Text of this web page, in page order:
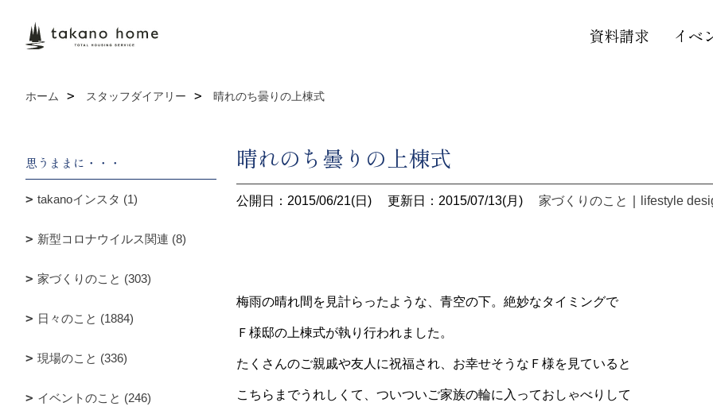
資料請求 イベ
ホーム スタッフダイアリー 晴れのち曇りの上棟式
晴れのち曇りの上棟式
公開日：2015/06/21(日) 更新日：2015/07/13(月) 家づくりのこと lifestyle
梅雨の晴れ間を見計らったような、青空の下。絶妙なタイミングで
Ｆ様邸の上棟式が執り行われました。
たくさんのご親戚や友人に祝福され、お幸せそうなＦ様を見ていると
こちらまでうれしくて、ついついご家族の輪に入っておしゃべりして
思うままに・・・
takanoインスタ (1)
新型コロナウイルス関連 (8)
家づくりのこと (303)
日々のこと (1884)
現場のこと (336)
イベントのこと (246)